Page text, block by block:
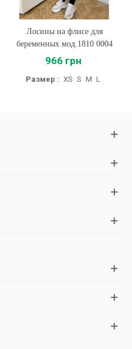
Лосины на флисе для
беременных мод.1810 0004
966 грн
Размер : XS S M L